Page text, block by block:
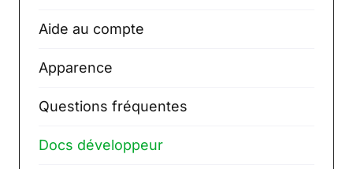
Aide au compte
Apparence
Questions fréquentes
Docs développeur